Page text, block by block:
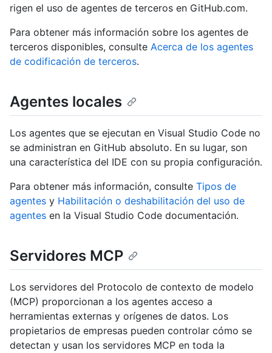
rigen el uso de agentes de terceros en GitHub.com.
Para obtener más información sobre los agentes de
terceros disponibles, consulte Acerca de los agentes
de codificación de terceros.
Agentes locales
Los agentes que se ejecutan en Visual Studio Code no
se administran en GitHub absoluto. En su lugar, son
una característica del IDE con su propia configuración.
Para obtener más información, consulte Tipos de
agentes y Habilitación o deshabilitación del uso de
agentes en la Visual Studio Code documentación.
Servidores MCP
Los servidores del Protocolo de contexto de modelo
(MCP) proporcionan a los agentes acceso a
herramientas externas y orígenes de datos. Los
propietarios de empresas pueden controlar cómo se
detectan y usan los servidores MCP en toda la